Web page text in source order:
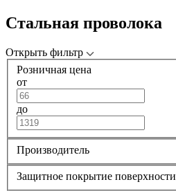
Стальная проволока
Открыть фильтр
Розничная цена
от
до
Производитель
Защитное покрытие поверхности